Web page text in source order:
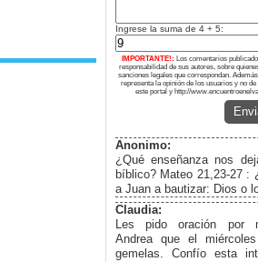
Ingrese la suma de 4 + 5:
IMPORTANTE!: Los comentarios
responsabilidad de sus autores, sobre
sanciones legales que correspondan.
representa la opinión de los usuarios y no
este portal y http://
Anonimo:
¿Qué enseñanza nos
bíblico? Mateo 21,23-27 :
a Juan a bautizar: Dios o
Claudia:
Les pido oración por
Andrea que el
gemelas. Confío esta